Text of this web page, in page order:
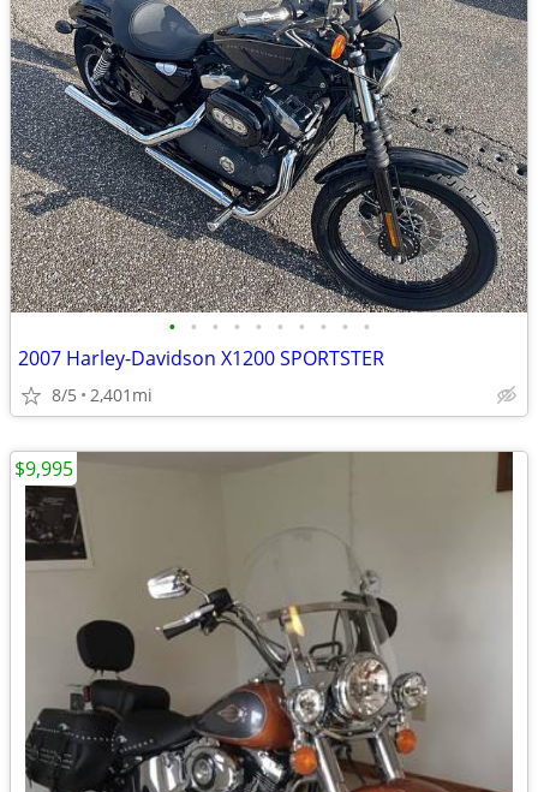
• • • • • • • • • •
2007 Harley-Davidson X1200 SPORTSTER
8/5 2,401mi
$9,995